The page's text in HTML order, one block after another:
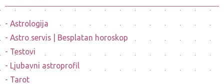
Astrologija
Astro servis | Besplatan horoskop
Testovi
Ljubavni astroprofil
Tarot